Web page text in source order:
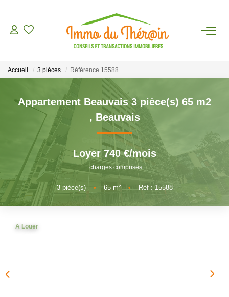
ESTIMER
ACHETER
LOUER
AGENCE
CONTACT
Accueil 3 pièces Référence 15588
Appartement Beauvais 3 pièce(s) 65 m2
, Beauvais
Loyer 740 €/mois
charges comprises
3pièce(s) • 65m² • Réf : 15588
A Louer